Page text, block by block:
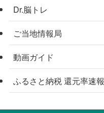
Dr.脳トレ
ご当地情報局
動画ガイド
ふるさと納税 還元率速報